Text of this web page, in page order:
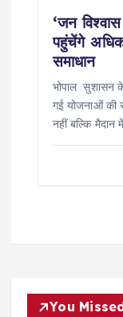
‘जन
पहुंचेंगे
समाधान
भोपाल सुशासन
गई योजनाओं की
नहीं बल्कि मैदान
You